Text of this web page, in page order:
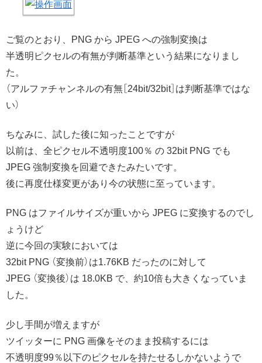
ご覧のとおり、PNG から JPEG への強制変換は
半透明ピクセルの有無が判断基準という結果になりまし
た。
（アルファチャンネルの有無［24bit/32bit］は判断基準ではな
い）
ちなみに、試した後に知ったことですが
以前は、全ピクセル不透明度100％ の 32bit PNG でも
JPEG 強制変換を回避できたみたいです。
後に再度仕様変更があり今の状態に至っています。
PNG はファイルサイズが重いから JPEG に変換するのでし
ょうけど
逆に今回の実験においては
32bit PNG （変換前）は1.76KB だったのに対して
JPEG （変換後）は 18.0KB で、約10倍も大きくなっていま
した。
少し手間が増えますが
ツイッターに PNG 画像をそのまま投稿するには
不透明度99％以下のピクセルを持たせるしかないようで